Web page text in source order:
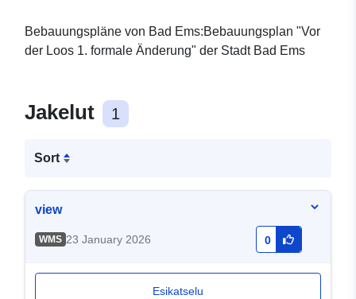
Bebauungspläne von Bad Ems:Bebauungsplan "Vor
der Loos 1. formale Änderung" der Stadt Bad Ems
Jakelut 1
Sort
view
WMS 23 January 2026 0
Esikatselu